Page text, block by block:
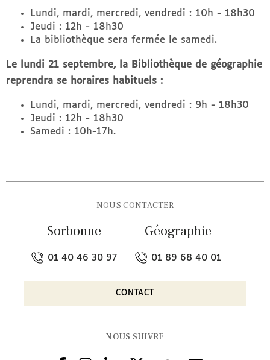
Lundi, mardi, mercredi, vendredi : 10h - 18h30
Jeudi : 12h - 18h30
La bibliothèque sera fermée le samedi.
Le lundi 21 septembre, la Bibliothèque de géographie
reprendra se horaires habituels :
Lundi, mardi, mercredi, vendredi : 9h - 18h30
Jeudi : 12h - 18h30
Samedi : 10h-17h.
NOUS CONTACTER
Sorbonne
01 40 46 30 97
Géographie
01 89 68 40 01
CONTACT
NOUS SUIVRE